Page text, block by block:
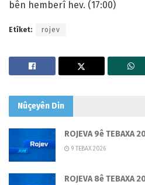
bên hemberî hev. (17:00)
Etîket: rojev
Nûçeyên Din
ROJEVA 9ê TEBAXA
9 TEBAX 2026
ROJEVA 8ê TEBAXA